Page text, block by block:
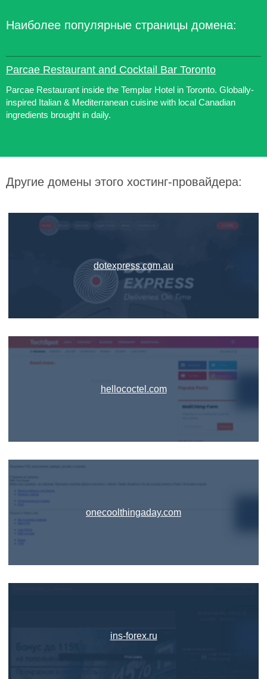
Наиболее популярные страницы домена:
Parcae Restaurant and Cocktail Bar Toronto
Parcae Restaurant inside the Templar Hotel in Toronto. Globally-
inspired Italian & Mediterranean cuisine with local Canadian
ingredients brought in daily.
Другие домены этого хостинг-провайдера:
dotexpress.com.au
hellococtel.com
onecoolthingaday.com
ins-forex.ru